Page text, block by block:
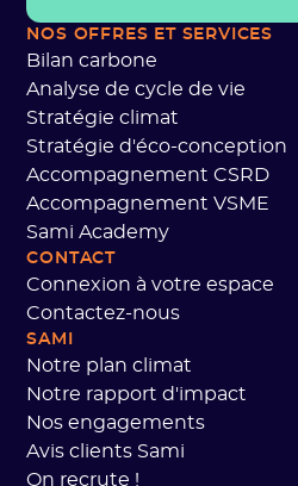
NOS OFFRES ET SERVICES
Bilan carbone
Analyse de cycle de vie
Stratégie climat
Stratégie d'éco-conception
Accompagnement CSRD
Accompagnement VSME
Sami Academy
CONTACT
Connexion à votre espace
Contactez-nous
SAMI
Notre plan climat
Notre rapport d'impact
Nos engagements
Avis clients Sami
On recrute !